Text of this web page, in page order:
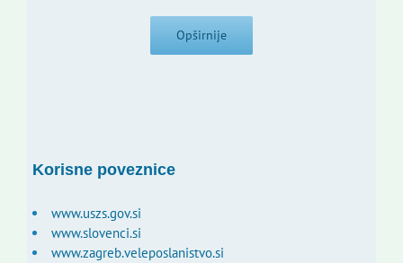
Opširnije
Korisne poveznice
www.uszs.gov.si
www.slovenci.si
www.zagreb.veleposlanistvo.si